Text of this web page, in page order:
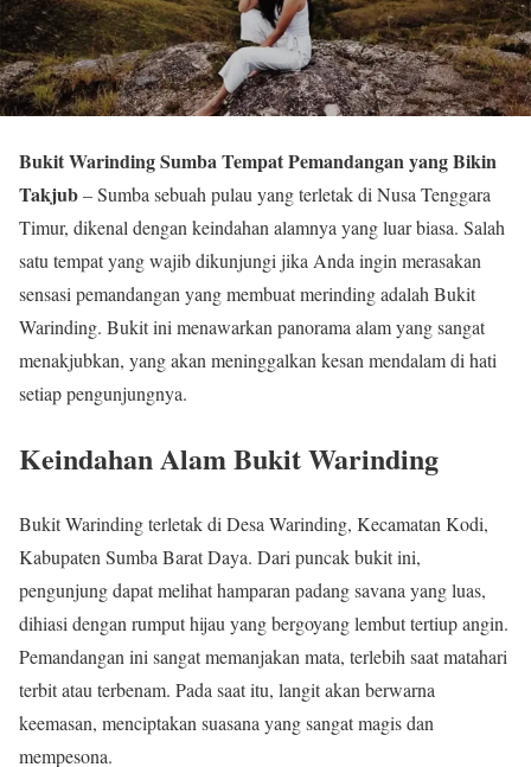
Bukit Warinding Sumba Tempat Pemandangan yang Bikin
Takjub– Sumba sebuah pulau yang terletak di Nusa Tenggara
Timur, dikenal dengan keindahan alamnya yang luar biasa. Salah
satu tempat yang wajib dikunjungi jika Anda ingin merasakan
sensasi pemandangan yang membuat merinding adalah Bukit
Warinding. Bukit ini menawarkan panorama alam yang sangat
menakjubkan, yang akan meninggalkan kesan mendalam di hati
setiap pengunjungnya.
Keindahan Alam Bukit Warinding
Bukit Warinding terletak di Desa Warinding, Kecamatan Kodi,
Kabupaten Sumba Barat Daya. Dari puncak bukit ini,
pengunjung dapat melihat hamparan padang savana yang luas,
dihiasi dengan rumput hijau yang bergoyang lembut tertiup angin.
Pemandangan ini sangat memanjakan mata, terlebih saat matahari
terbit atau terbenam. Pada saat itu, langit akan berwarna
keemasan, menciptakan suasana yang sangat magis dan
mempesona.